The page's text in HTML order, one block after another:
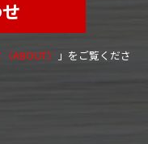
ABOUT）
」をご覧くださ